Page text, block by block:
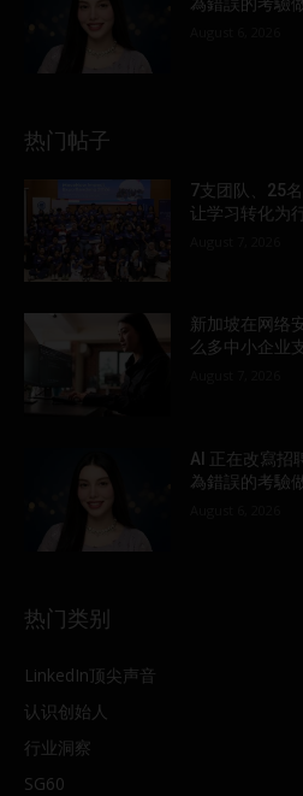
热门帖子
7支团队、25
让学习转化为
新加坡在网络
么多中小企业
AI 正在改寫招
為錯誤的考驗
热门类别
LinkedIn顶尖声音
认识创始人
行业洞察
SG60